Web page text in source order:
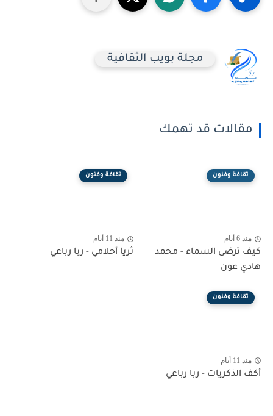
مجلة بويب الثقافية
مقالات قد تهمك
ثقافة وفنون
منذ 6 أيام
كيف ترضى السماء - محمد
هادي عون
ثقافة وفنون
منذ 11 أيام
ثريا أحلامي - ربا رباعي
ثقافة وفنون
منذ 11 أيام
أكف الذكريات - ربا رباعي